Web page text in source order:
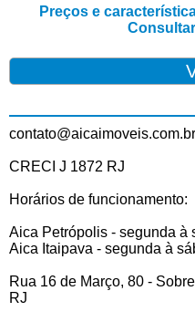
Preços e
contato@aicaimoveis.com.br
CRECI J 1872 RJ
Horários de funcionamento:
Aica Petrópolis - segunda à
Aica Itaipava - segunda à
Rua 16 de Março, 80 -
RJ